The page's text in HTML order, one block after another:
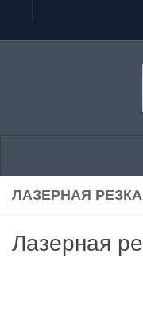
Перейти к
ЛАЗЕРНАЯ
Лазерная